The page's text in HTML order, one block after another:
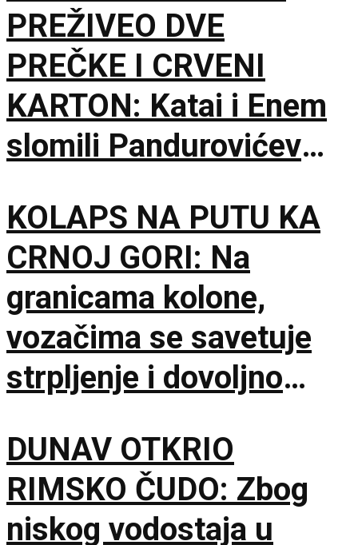
PREŽIVEO DVE
PREČKE I CRVENI
KARTON: Katai i Enem
slomili Pandurovićev
promašivali u Ljutice
Bogdana!
KOLAPS NA PUTU KA
CRNOJ GORI: Na
granicama kolone,
vozačima se savetuje
strpljenje i dovoljno
DUNAV OTKRIO
RIMSKO ČUDO: Zbog
niskog vodostaja u